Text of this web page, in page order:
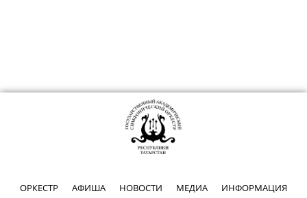
ОРКЕСТР АФИША НОВОСТИ МЕДИА ИНФОРМАЦИЯ